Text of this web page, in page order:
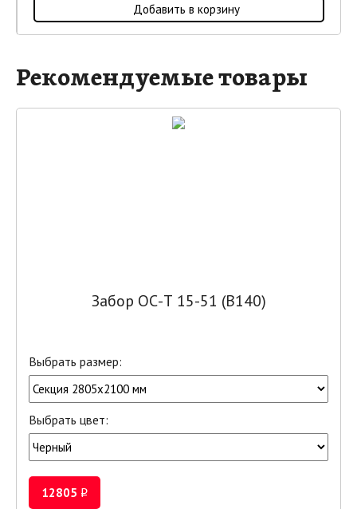
Добавить в корзину
Рекомендуемые товары
Забор ОС-Т 15-51 (В140)
Выбрать размер:
Выбрать цвет:
12805 i